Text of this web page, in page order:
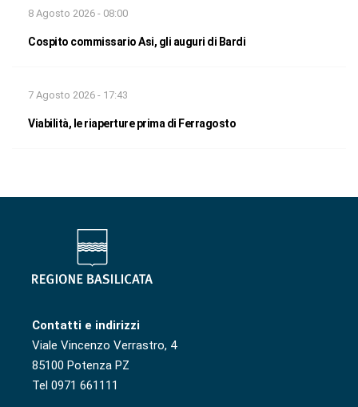
8 Agosto 2026 - 08:00
Cospito commissario Asi, gli auguri di Bardi
7 Agosto 2026 - 17:43
Viabilità, le riaperture prima di Ferragosto
Contatti e indirizzi
Viale Vincenzo Verrastro, 4
85100 Potenza PZ
Tel 0971 661111